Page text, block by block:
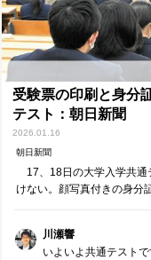
ことでしょう。 詳細
ってしまったことの
開催されること、そ
えるきっかけになる
現在、 5月17日(日)
受験票の印刷と身分
テスト：朝日新聞
2026.01.16
朝日新聞
17、18日の大学入学共通
けない。顔写真付きの身分
川瀬響
いよいよ共通テスト